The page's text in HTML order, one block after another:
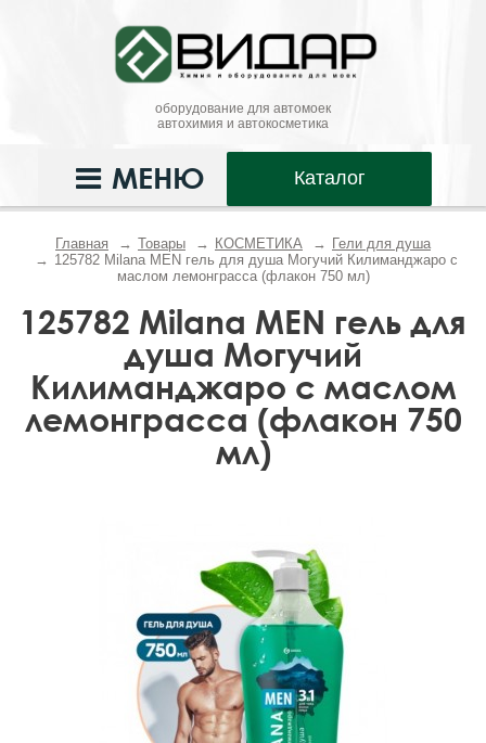
оборудование для автомоек
автохимия и автокосметика
Каталог
МЕНЮ
Главная Товары КОСМЕТИКА
Гели для душа
125782 Milana MEN гель для душа Могучий Килиманджаро с
маслом лемонграсса (флакон 750 мл)
125782 Milana MEN гель для
душа Могучий
Килиманджаро с маслом
лемонграсса (флакон 750
мл)